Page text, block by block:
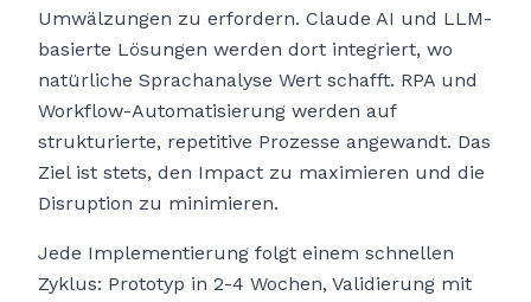
Umwälzungen zu erfordern. Claude AI und LLM-
basierte Lösungen werden dort integriert, wo
natürliche Sprachanalyse Wert schafft. RPA und
Workflow-Automatisierung werden auf
strukturierte, repetitive Prozesse angewandt. Das
Ziel ist stets, den Impact zu maximieren und die
Disruption zu minimieren.
Jede Implementierung folgt einem schnellen
Zyklus: Prototyp in 2-4 Wochen, Validierung mit